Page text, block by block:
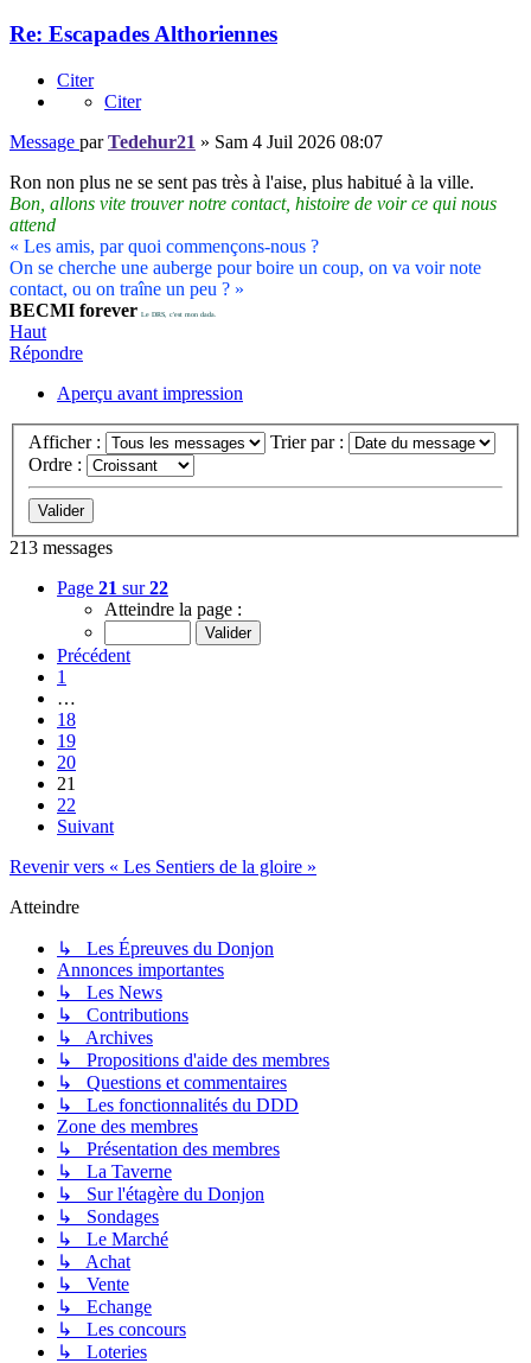
Re: Escapades Althoriennes
Citer
Citer
Message parTedehur21 » Sam 4 Juil 2026 08:07
Ron non plus ne se sent pas très à l'aise, plus habitué à la ville.
Bon, allons vite trouver notre contact, histoire de voir ce qui nous
attend
« Les amis, par quoi commençons-nous ?
On se cherche une auberge pour boire un coup, on va voir note
contact, ou on traîne un peu ? »
BECMI forever Le DRS, c'est mon dada.
Haut
Répondre
Aperçu avant impression
Afficher :
Trier par :
Ordre :
213 messages
Page 21 sur22
Atteindre la page :
Précédent
1
…
18
19
20
21
22
Suivant
Revenir vers « Les Sentiers de la gloire »
Atteindre
↳ Les Épreuves du Donjon
Annonces importantes
↳ Les News
↳ Contributions
↳ Archives
↳ Propositions d'aide des membres
↳ Questions et commentaires
↳ Les fonctionnalités du DDD
Zone des membres
↳ Présentation des membres
↳ La Taverne
↳ Sur l'étagère du Donjon
↳ Sondages
↳ Le Marché
↳ Achat
↳ Vente
↳ Echange
↳ Les concours
↳ Loteries